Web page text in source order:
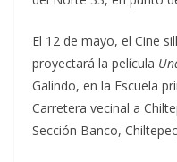
El 12 de mayo, el Cine
proyectará la película
Galindo, en la Escuela
Carretera vecinal a
Sección Banco,